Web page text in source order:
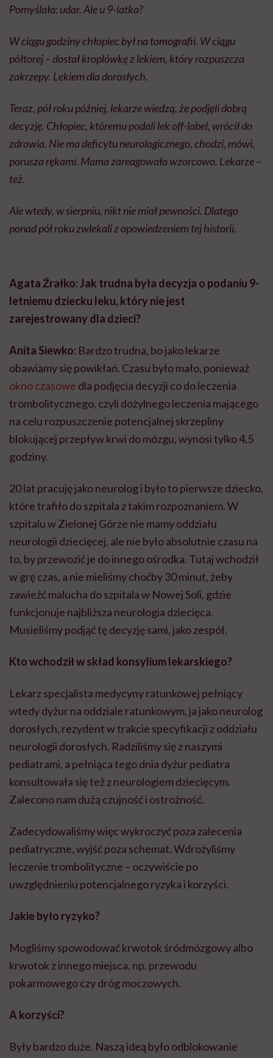
Pomyślała: udar. Ale u 9-latka?
W ciągu godziny chłopiec był na tomografii. W ciągu
półtorej – dostał kroplówkę z lekiem, który rozpuszcza
zakrzepy. Lekiem dla dorosłych.
Teraz, pół roku później, lekarze wiedzą, że podjęli dobrą
decyzję. Chłopiec, któremu podali lek off-label, wrócił do
zdrowia. Nie ma deficytu neurologicznego, chodzi, mówi,
porusza rękami. Mama zareagowała wzorcowo. Lekarze –
też.
Ale wtedy, w sierpniu, nikt nie miał pewności. Dlatego
ponad pół roku zwlekali z opowiedzeniem tej historii.
Agata Źrałko: Jak trudna była decyzja o podaniu 9-
letniemu dziecku leku, który nie jest
zarejestrowany dla dzieci?
Anita Siewko: Bardzo trudna, bo jako lekarze
obawiamy się powikłań. Czasu było mało, ponieważ
okno czasowe dla podjęcia decyzji co do leczenia
trombolitycznego, czyli dożylnego leczenia mającego
na celu rozpuszczenie potencjalnej skrzepliny
blokującej przepływ krwi do mózgu, wynosi tylko 4,5
godziny.
20 lat pracuję jako neurolog i było to pierwsze dziecko,
które trafiło do szpitala z takim rozpoznaniem. W
szpitalu w Zielonej Górze nie mamy oddziału
neurologii dziecięcej, ale nie było absolutnie czasu na
to, by przewozić je do innego ośrodka. Tutaj wchodził
w grę czas, a nie mieliśmy choćby 30 minut, żeby
zawieźć malucha do szpitala w Nowej Soli, gdzie
funkcjonuje najbliższa neurologia dziecięca.
Musieliśmy podjąć tę decyzję sami, jako zespół.
Kto wchodził w skład konsylium lekarskiego?
Lekarz specjalista medycyny ratunkowej pełniący
wtedy dyżur na oddziale ratunkowym, ja jako neurolog
dorosłych, rezydent w trakcie specyfikacji z oddziału
neurologii dorosłych. Radziliśmy się z naszymi
pediatrami, a pełniąca tego dnia dyżur pediatra
konsultowała się też z neurologiem dziecięcym.
Zalecono nam dużą czujność i ostrożność.
Zadecydowaliśmy więc wykroczyć poza zalecenia
pediatryczne, wyjść poza schemat. Wdrożyliśmy
leczenie trombolityczne – oczywiście po
uwzględnieniu potencjalnego ryzyka i korzyści.
Jakie było ryzyko?
Mogliśmy spowodować krwotok śródmózgowy albo
krwotok z innego miejsca, np. przewodu
pokarmowego czy dróg moczowych.
A korzyści?
Były bardzo duże. Naszą ideą było odblokowanie